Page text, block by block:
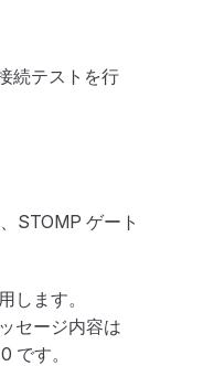
続テストを行
STOMP ゲート
します。
セージ内容は
です。